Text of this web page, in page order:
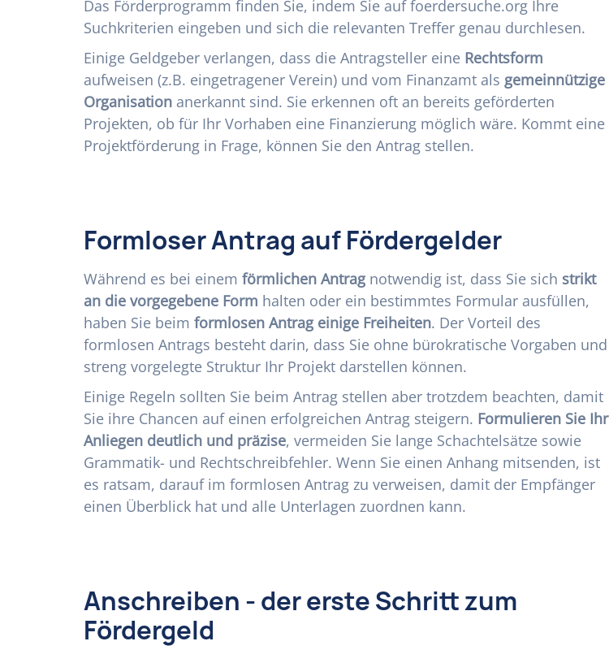
Das Förderprogramm finden Sie, indem Sie auffoerdersuche.org Ihre
Suchkriterien eingeben und sich die relevanten Treffer genau durchlesen.
Einige Geldgeber verlangen, dass die Antragsteller eine Rechtsform
aufweisen (z.B. eingetragener Verein) und vom Finanzamt als gemeinnützige
Organisation anerkannt sind. Sie erkennen oft an bereits geförderten
Projekten, ob für Ihr Vorhaben eine Finanzierung möglich wäre. Kommt eine
Projektförderung in Frage, können Sie den Antrag stellen.
Formloser Antrag auf Fördergelder
Während es bei einem förmlichen Antrag notwendig ist, dass Sie sich strikt
an die vorgegebene Form halten oder ein bestimmtes Formular ausfüllen,
haben Sie beim formlosen Antrag einige Freiheiten. Der Vorteil des
formlosen Antrags besteht darin, dass Sie ohne bürokratische Vorgaben und
streng vorgelegte Struktur Ihr Projekt darstellen können.
Einige Regeln sollten Sie beim Antrag stellen aber trotzdem beachten, damit
Sie ihre Chancen auf einen erfolgreichen Antrag steigern. Formulieren Sie Ihr
Anliegen deutlich und präzise, vermeiden Sie lange Schachtelsätze sowie
Grammatik- und Rechtschreibfehler. Wenn Sie einen Anhang mitsenden, ist
es ratsam, darauf im formlosen Antrag zu verweisen, damit der Empfänger
einen Überblick hat und alle Unterlagen zuordnen kann.
Anschreiben - der erste Schritt zum
Fördergeld